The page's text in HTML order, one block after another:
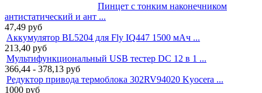
Пинцет с тонким наконечником
антистатический и ант ...
47,49 руб
Аккумулятор BL5204 для Fly IQ447 1500 мАч ...
213,40 руб
Мультифункциональный USB тестер DC 12 в 1 ...
366,44 - 378,13 руб
Редуктор привода термоблока 302RV94020 Kyocera ...
1000 руб